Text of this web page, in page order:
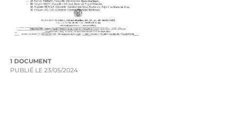
1 DOCUMENT
PUBLIÉ LE 23/05/2024